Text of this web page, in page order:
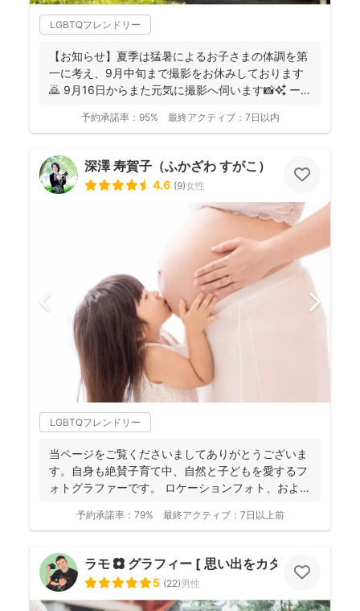
LGBTQフレンドリー
【お知らせ】夏季は猛暑によるお子さまの体調を第
一に考え、9月中旬まで撮影をお休みしております
🙇 9月16日からまた元気に撮影へ伺います📸✨ ー
予約承諾率： 95% 最終アクティブ： 7日以内
深澤 寿賀子（ふかざわ すがこ）
4.6 (9)女性
LGBTQフレンドリー
当ページをご覧くださいましてありがとうございま
す。自身も絶賛子育て中、自然と子どもを愛するフ
ォトグラファーです。 ロケーションフォト、および
予約承諾率： 79% 最終アクティブ： 7日以上前
ラモ ✿ グラフィー [ 思い出をカタチに ]
5 (22)男性